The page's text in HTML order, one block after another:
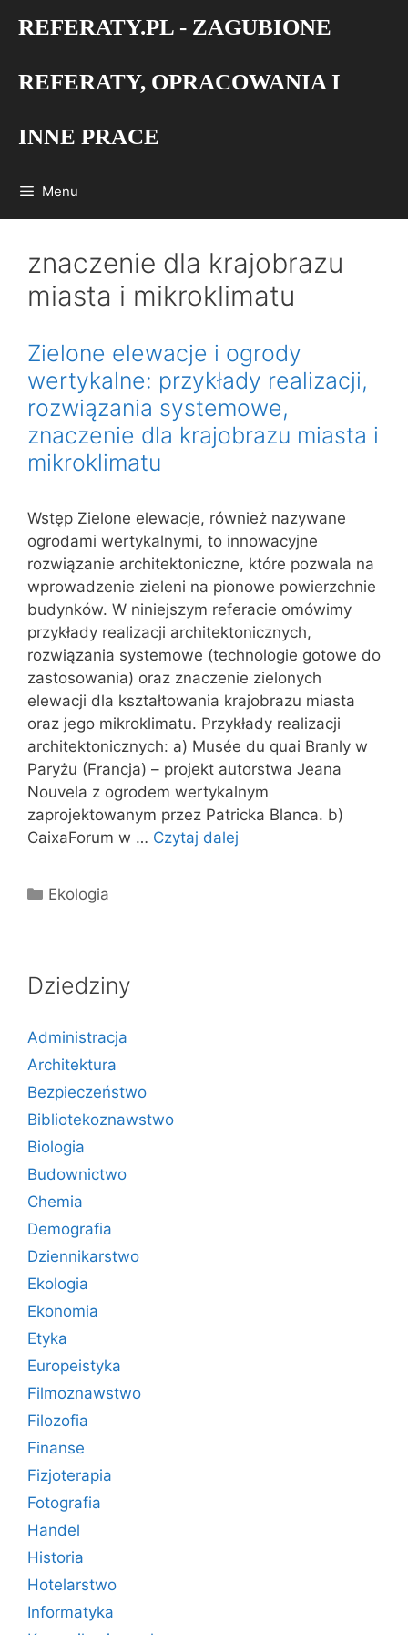
REFERATY.PL - ZAGUBIONE
REFERATY, OPRACOWANIA I
INNE PRACE
Menu
znaczenie dla krajobrazu
miasta i mikroklimatu
Zielone elewacje i ogrody
wertykalne: przykłady realizacji,
rozwiązania systemowe,
znaczenie dla krajobrazu miasta i
mikroklimatu
Wstęp Zielone elewacje, również nazywane
ogrodami wertykalnymi, to innowacyjne
rozwiązanie architektoniczne, które pozwala na
wprowadzenie zieleni na pionowe powierzchnie
budynków. W niniejszym referacie omówimy
przykłady realizacji architektonicznych,
rozwiązania systemowe (technologie gotowe do
zastosowania) oraz znaczenie zielonych
elewacji dla kształtowania krajobrazu miasta
oraz jego mikroklimatu. Przykłady realizacji
architektonicznych: a) Musée du quai Branly w
Paryżu (Francja) – projekt autorstwa Jeana
Nouvela z ogrodem wertykalnym
zaprojektowanym przez Patricka Blanca. b)
CaixaForum w … Czytaj dalej
Kategorie
Ekologia
Dziedziny
Administracja
Architektura
Bezpieczeństwo
Bibliotekoznawstwo
Biologia
Budownictwo
Chemia
Demografia
Dziennikarstwo
Ekologia
Ekonomia
Etyka
Europeistyka
Filmoznawstwo
Filozofia
Finanse
Fizjoterapia
Fotografia
Handel
Historia
Hotelarstwo
Informatyka